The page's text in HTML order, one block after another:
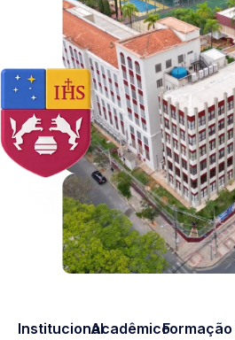
InstitucionalAcadêmicoFormação